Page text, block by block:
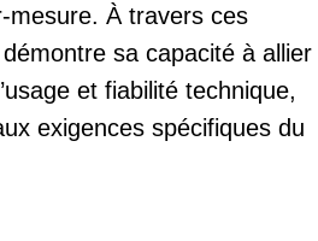
mesure. À travers ces
sa capacité à allier
et fiabilité technique,
exigences spécifiques du